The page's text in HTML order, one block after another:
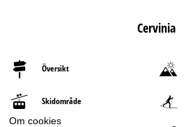
Om cookies
Cervinia
Översikt
Skidområde